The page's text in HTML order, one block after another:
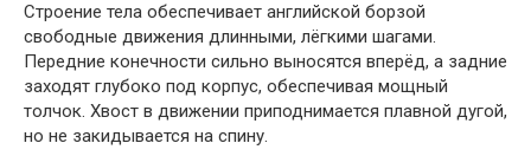
Строение тела обеспечивает английской борзой
свободные движения длинными, лёгкими шагами.
Передние конечности сильно выносятся вперёд, а задние
заходят глубоко под корпус, обеспечивая мощный
толчок. Хвост в движении приподнимается плавной дугой,
но не закидывается на спину.